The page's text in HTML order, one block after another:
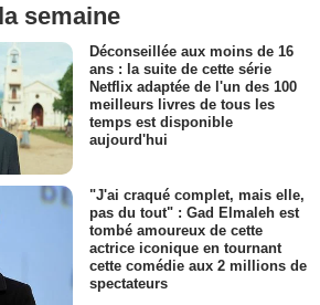
semaine
Déconseillée aux moins de 16
ans : la suite de cette série
Netflix adaptée de l'un des 100
meilleurs livres de tous les
temps est disponible
aujourd'hui
"J'ai craqué complet, mais elle,
pas du tout" : Gad Elmaleh est
tombé amoureux de cette
actrice iconique en tournant
cette comédie aux 2 millions de
spectateurs